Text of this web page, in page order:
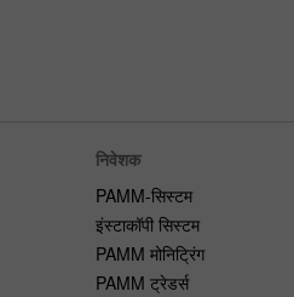
निवेशक
PAMM-सिस्टम
इंस्टाकॉपी सिस्टम
PAMM मोनिट्रिंग
PAMM ट्रेडर्स